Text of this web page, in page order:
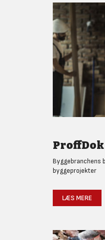
ProffDok
Byggebranchens
byggeprojekter
LÆS MERE